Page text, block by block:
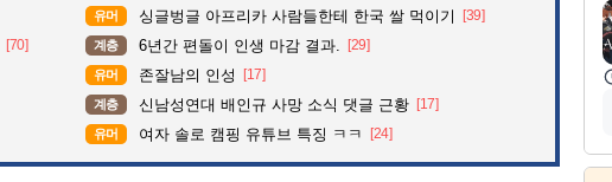
유머 싱글벙글 아프리카 사람들한테 한국 쌀 먹이기 [39]
[70] 계층 6년간 편돌이 인생 마감 결과. [29]
유머 존잘남의 인성 [17]
계층 신남성연대 배인규 사망 소식 댓글 근황 [17]
유머 여자 솔로 캠핑 유튜브 특징 ㅋㅋ [24]